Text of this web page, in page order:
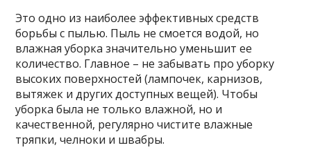
Это одно из наиболее эффективных средств
борьбы с пылью. Пыль не смоется водой, но
влажная уборка значительно уменьшит ее
количество. Главное – не забывать про уборку
высоких поверхностей (лампочек, карнизов,
вытяжек и других доступных вещей). Чтобы
уборка была не только влажной, но и
качественной, регулярно чистите влажные
тряпки, челноки и швабры.